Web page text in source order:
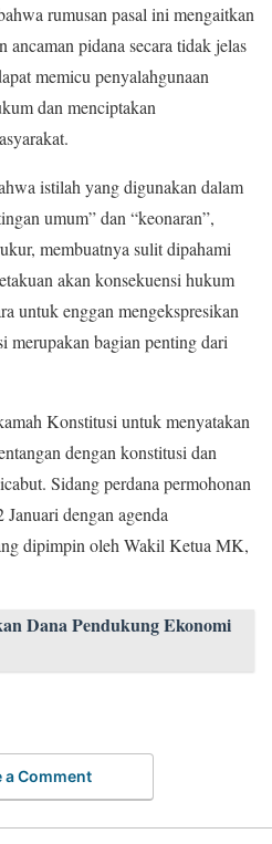
rumusan pasal ini mengaitkan
ancaman pidana secara tidak jelas
memicu penyalahgunaan
dan menciptakan
istilah yang digunakan dalam
umum” dan “keonaran”,
membuatnya sulit dipahami
akan konsekuensi hukum
untuk enggan mengekspresikan
merupakan bagian penting dari
Konstitusi untuk menyatakan
dengan konstitusi dan
Sidang perdana permohonan
dengan agenda
dipimpin oleh Wakil Ketua MK,
Dana Pendukung Ekonomi
a Comment